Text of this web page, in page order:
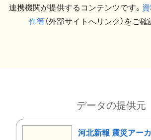
連携機関が提供するコンテンツです。
件等（外部サイトへリンク）をご確
データの提供元
河北新報 震災アー